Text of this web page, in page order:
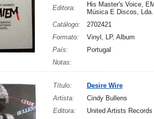
Editora:
His Master's Voice,
Música E Discos, Lda.
Catálogo:
2702421
Formato:
Vinyl, LP, Album
País:
Portugal
Notas:
Título:
Desire Wire
Artista:
Cindy Bullens
Editora:
United Artists Records